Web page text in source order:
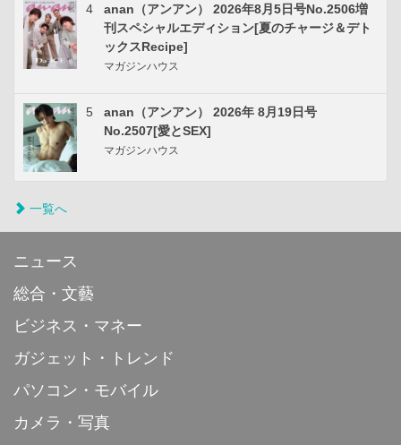
4
anan（アンアン） 2026年8月5日号No.2506増
刊スペシャルエディション[夏のチャージ＆デト
ックスRecipe]
マガジンハウス
5
anan（アンアン） 2026年 8月19日号
No.2507[愛とSEX]
マガジンハウス
一覧へ
ニュース
総合・文藝
ビジネス・マネー
ガジェット・トレンド
パソコン・モバイル
カメラ・写真